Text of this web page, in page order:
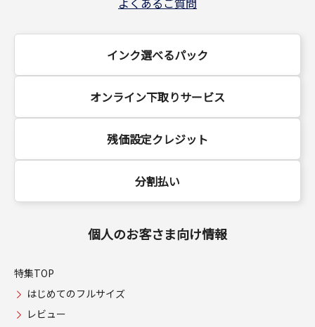
インク選べるパック
オンライン下取りサービス
残価設定クレジット
分割払い
個人のお客さま向け情報
特集TOP
はじめてのフルサイズ
レビュー